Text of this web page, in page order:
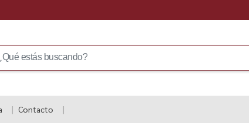
Contacto